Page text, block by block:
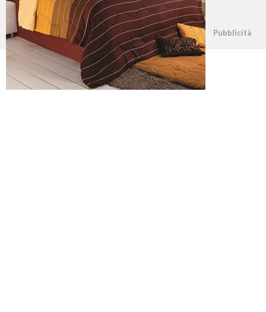
©2026 - casapratica.net - p.iva 03338800984 Pubblicità